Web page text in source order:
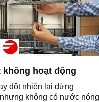
không hoạt động
đột nhiên lại dừng
không có nước nóng